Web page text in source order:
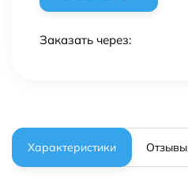
Заказать через:
Характеристики Отзывы